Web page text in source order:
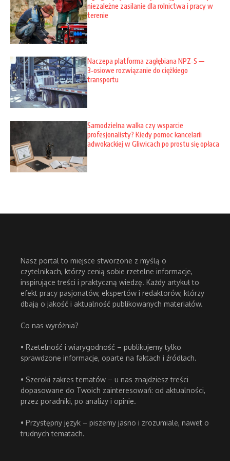
niezależne zasilanie dla rolnictwa i pracy w
terenie
Naczepa platforma zagłębiana NPZ‑S —
3‑osiowe rozwiązanie do ciężkiego
transportu
Samodzielna walka czy wsparcie
profesjonalisty? Kiedy pomoc kancelarii
adwokackiej w Gliwicach po prostu się opłaca
Nasz portal to miejsce stworzone z myślą o
czytelnikach, którzy cenią sobie rzetelne informacje,
inspirujące treści i praktyczną wiedzę. Każdy artykuł to
efekt pracy pasjonatów, ekspertów i redaktorów, którzy
dbają o jakość i aktualność publikowanych materiałów.
Co nas wyróżnia?
• Rzetelność i wiarygodność – publikujemy tylko
sprawdzone informacje, oparte na faktach i źródłach.
• Szeroki zakres tematów – u nas znajdziesz treści
dopasowane do Twoich zainteresowań: od aktualności,
przez poradniki, po analizy i opinie.
• Przystępny język – piszemy jasno i zrozumiale, nawet o
trudnych tematach.